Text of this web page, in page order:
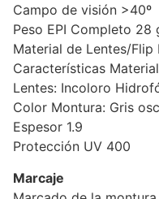
Campo de visión >40º
Peso EPI Completo 28
Material de Lentes/Flip
Características
Lentes: Incoloro
Color Montura: Gris
Espesor 1.9
Protección UV 400
Marcaje